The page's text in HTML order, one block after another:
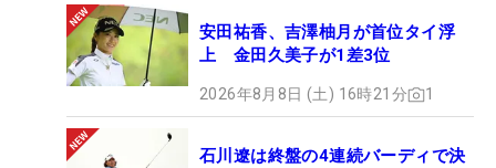
安田祐香、吉澤柚月が首位タイ浮
上 金田久美子が1差3位
2026年8月8日 (土) 16時21分 1
石川遼は終盤の4連続バーディで決